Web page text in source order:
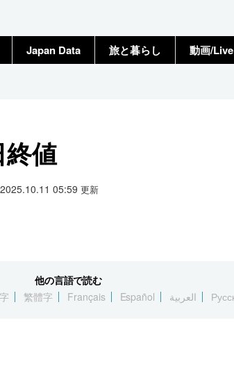
Japan Data 旅と暮らし 動画/Live
値
05:59 更新
他の言語で読む
繁體字 Français Español العربية